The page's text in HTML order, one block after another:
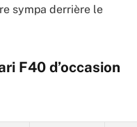
sympa derrière le
F40 d’occasion